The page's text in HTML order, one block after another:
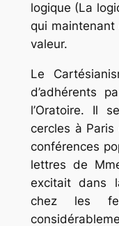
logique (La
qui maintenant
valeur.
Le
d’adhérents
l’Oratoire. Il
cercles à
conférences
lettres de
excitait dans
chez les